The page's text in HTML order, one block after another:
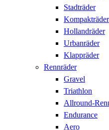
Stadträder
Kompakträder
Hollandräder
Urbanräder
Klappräder
Rennräder
Gravel
Triathlon
Allround-
Endurance
Aero